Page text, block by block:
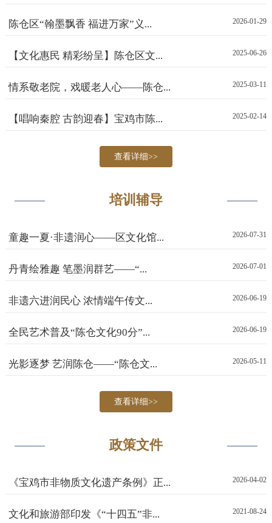
陈仓区“翰墨飘香 福进万家”义... 2026-01-29
【文化惠民 精彩纷呈】陈仓区文... 2025-06-26
情系敬老院，戏暖老人心——陈仓... 2025-03-11
【唱响秦腔 古韵迎春】宝鸡市陈... 2025-02-14
查看详细>>
培训辅导
童趣一夏·非遗润心——区文化馆... 2026-07-31
丹青绘雅趣 笔墨润群艺——“... 2026-07-01
非遗六进润民心 浓情端午传文... 2026-06-19
全民艺术普及“陈仓文化90分”... 2026-06-19
光影逐梦 艺润陈仓——“陈仓文... 2026-05-11
查看详细>>
政策文件
《宝鸡市非物质文化遗产条例》正... 2026-04-02
文化和旅游部印发《“十四五”非... 2021-08-24